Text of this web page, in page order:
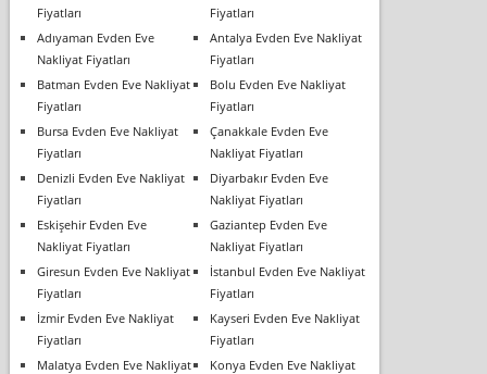
Fiyatları
Fiyatları
Adıyaman Evden Eve
Nakliyat Fiyatları
Antalya Evden Eve Nakliyat
Fiyatları
Batman Evden Eve Nakliyat
Fiyatları
Bolu Evden Eve Nakliyat
Fiyatları
Bursa Evden Eve Nakliyat
Fiyatları
Çanakkale Evden Eve
Nakliyat Fiyatları
Denizli Evden Eve Nakliyat
Fiyatları
Diyarbakır Evden Eve
Nakliyat Fiyatları
Eskişehir Evden Eve
Nakliyat Fiyatları
Gaziantep Evden Eve
Nakliyat Fiyatları
Giresun Evden Eve Nakliyat
Fiyatları
İstanbul Evden Eve Nakliyat
Fiyatları
İzmir Evden Eve Nakliyat
Fiyatları
Kayseri Evden Eve Nakliyat
Fiyatları
Malatya Evden Eve Nakliyat
Konya Evden Eve Nakliyat